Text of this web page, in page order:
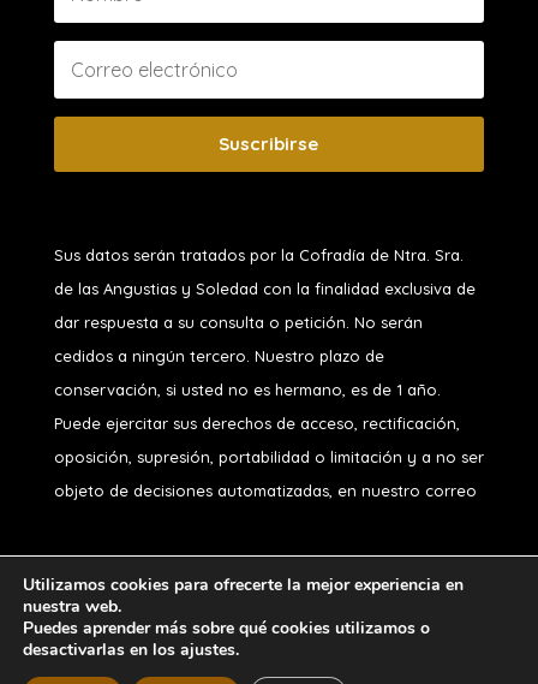
Suscribirse
Sus datos serán tratados por la Cofradía de Ntra. Sra.
de las Angustias y Soledad con la finalidad exclusiva de
dar respuesta a su consulta o petición. No serán
cedidos a ningún tercero. Nuestro plazo de
conservación, si usted no es hermano, es de 1 año.
Puede ejercitar sus derechos de acceso, rectificación,
oposición, supresión, portabilidad o limitación y a no ser
objeto de decisiones automatizadas, en nuestro correo
Diseñado por iNova Cloud
Utilizamos cookies para ofrecerte la mejor experiencia en
nuestra web.
Puedes aprender más sobre qué cookies utilizamos o
desactivarlas en los ajustes.